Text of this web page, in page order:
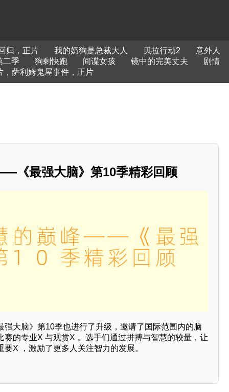
归，正片 我的奶狗是总裁大人 贝拉行动2
意外人
二季
狗剩快跑 间谍女孩 镜中的完美丈夫
剧情
，萨利姆鬼屋事件，正片
《最强大脑》第10季精彩回顾
强大脑》第10季也进行了升级，邀请了国际范围内的脑
赛的专业X 与观赏X 。选手们通过拼搏与智慧的较量，让
X ，激励了更多人关注智力的发展。